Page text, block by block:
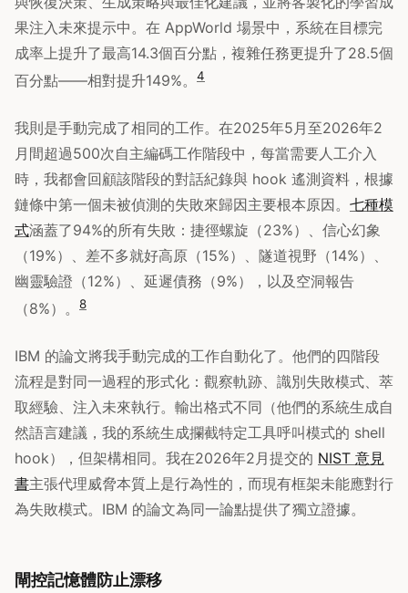
果注入未來提示中。在 AppWorld 場景中，系統在目標完
成率上提升了最高14.3個百分點，複雜任務更提升了28.5個
百分點——相對提升149%。
4
我則是手動完成了相同的工作。在2025年5月至2026年2
月間超過500次自主編碼工作階段中，每當需要人工介入
時，我都會回顧該階段的對話紀錄與 hook 遙測資料，根據
鏈條中第一個未被偵測的失敗來歸因主要根本原因。 七種模
式涵蓋了94%的所有失敗：捷徑螺旋（23%）、信心幻象
（19%）、差不多就好高原（15%）、隧道視野（14%）、
幽靈驗證（12%）、延遲債務（9%），以及空洞報告
（8%）。
8
IBM 的論文將我手動完成的工作自動化了。他們的四階段
流程是對同一過程的形式化：觀察軌跡、識別失敗模式、萃
取經驗、注入未來執行。輸出格式不同（他們的系統生成自
然語言建議，我的系統生成攔截特定工具呼叫模式的 shell
hook），但架構相同。我在2026年2月提交的 NIST 意見
書主張代理威脅本質上是行為性的，而現有框架未能應對行
為失敗模式。IBM 的論文為同一論點提供了獨立證據。
閘控記憶體防止漂移